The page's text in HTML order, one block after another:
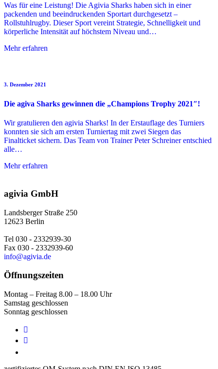
Was für eine Leistung! Die Agivia Sharks haben sich in einer
packenden und beeindruckenden Sportart durchgesetzt –
Rollstuhlrugby. Dieser Sport vereint Strategie, Schnelligkeit und
körperliche Intensität auf höchstem Niveau und…
Mehr erfahren
3. Dezember 2021
Die agiva Sharks gewinnen die „Champions Trophy 2021″!
Wir gratulieren den agivia Sharks! In der Erstauflage des Turniers
konnten sie sich am ersten Turniertag mit zwei Siegen das
Finalticket sichern. Das Team von Trainer Peter Schreiner entschied
alle…
Mehr erfahren
agivia GmbH
Landsberger Straße 250
12623 Berlin
Tel 030 - 2332939-30
Fax 030 - 2332939-60
info@agivia.de
Öffnungszeiten
Montag – Freitag 8.00 – 18.00 Uhr
Samstag geschlossen
Sonntag geschlossen

